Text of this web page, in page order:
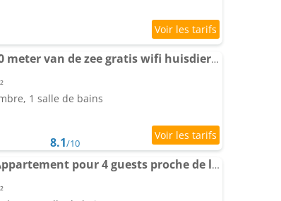
Bij de duinen 300 meter van de zee gratis wifi huisdieren toegestaan thuiswerkplek
1 salle de bains
8.1/10
Strandslag 157 Appartement pour 4 guests proche de la mer